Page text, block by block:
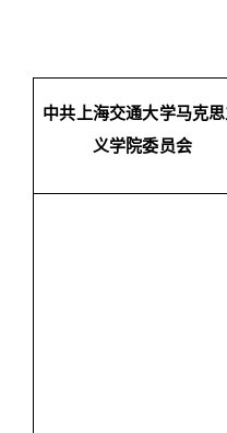
中共上海交通大学马克
义学院委员会